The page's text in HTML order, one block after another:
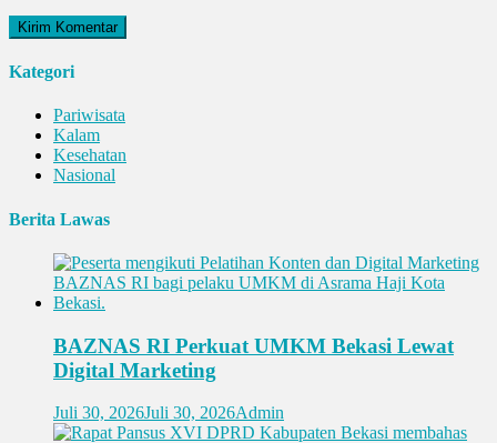
Kategori
Pariwisata
Kalam
Kesehatan
Nasional
Berita Lawas
BAZNAS RI Perkuat UMKM Bekasi Lewat
Digital Marketing
Juli 30, 2026Juli 30, 2026Admin